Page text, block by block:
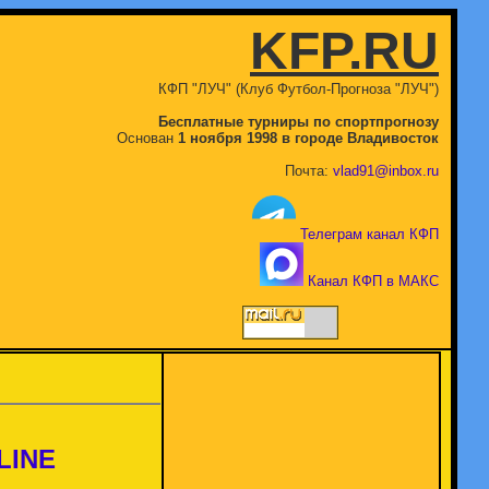
KFP.RU
КФП "ЛУЧ" (Клуб Футбол-Прогноза "ЛУЧ")
Бесплатные турниры по спортпрогнозу
Основан 1 ноября 1998 в городе Владивосток
Почта: vlad91@inbox.ru
Телеграм канал КФП
Канал КФП в МАКС